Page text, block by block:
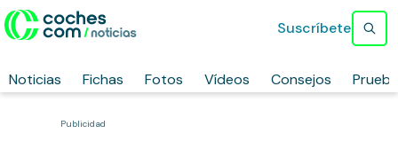
Noticias Fichas Fotos Vídeos Consejos
Suscríbete
Publicidad